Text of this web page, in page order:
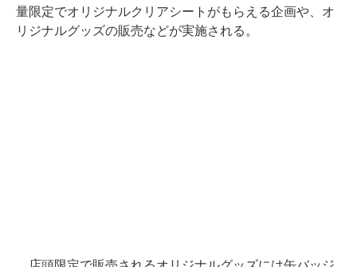
量限定でオリジナルクリアシートがもらえる企画や、オ
リジナルグッズの販売などが実施される。